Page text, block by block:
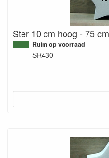
Ster 10 cm hoog - 75 cm
Ruim op voorraad
SR430